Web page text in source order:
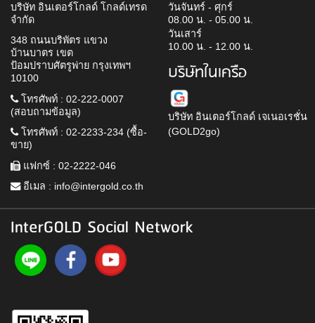
บริษัท อินเตอร์โกลด์ โกลด์เทรด
จำกัด
348 ถนนบริพัตร แขวง
บ้านบาตร เขต
ป้อมปราบศัตรูพ่าย กรุงเทพฯ
10100
โทรศัพท์ : 02-222-0007
(สอบถามข้อมูล)
โทรศัพท์ : 02-2233-234 (ซื้อ-
ขาย)
แฟกซ์ : 02-2222-046
อีเมล : info@intergold.co.th
วันจันทร์ - ศุกร์
08.00 น. - 05.00 น.
วันเสาร์
10.00 น. - 12.00 น.
บริษัทในเครือ
บริษัท อินเตอร์โกลด์ เจเนอเรชั่น
(GOLD2go)
InterGOLD Social Network